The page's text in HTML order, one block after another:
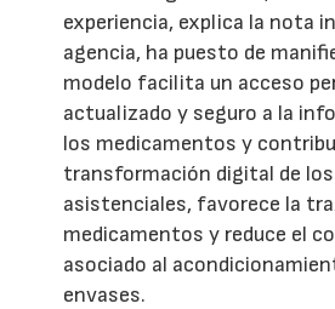
experiencia, explica la nota
agencia, ha puesto de
modelo facilita un acceso
actualizado y seguro a la
los medicamentos y
transformación digital de
asistenciales, favorece la
medicamentos y reduce el
asociado al
envases.